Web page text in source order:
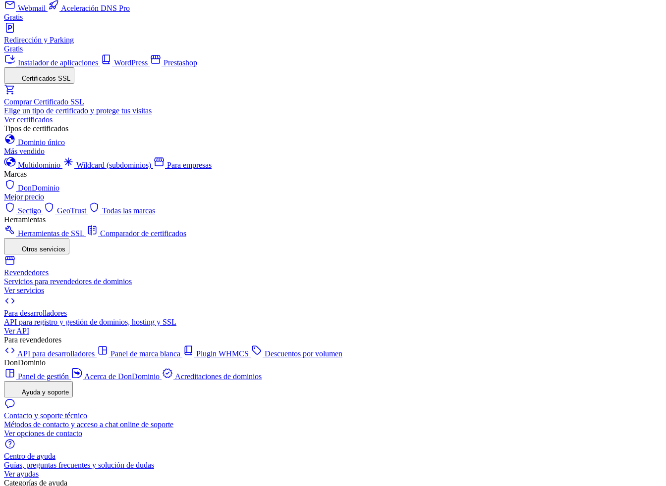
Webmail
Aceleración DNS Pro
Gratis
Redirección y Parking
Gratis
Instalador de aplicaciones
WordPress Prestashop
Certificados SSL
Comprar Certificado SSL
Elige un tipo de certificado y protege tus visitas
Ver certificados
Tipos de certificados
Dominio único
Más vendido
Multidominio
Wildcard (subdominios)
Para empresas
Marcas
DonDominio
Mejor precio
Sectigo
GeoTrust
Todas las marcas
Herramientas
Herramientas de SSL
Comparador de certificados
Otros servicios
Revendedores
Servicios para revendedores de dominios
Ver servicios
Para desarrolladores
API para registro y gestión de dominios, hosting y SSL
Ver API
Para revendedores
API para desarrolladores
Panel de marca blanca Plugin WHMCS
Descuentos por volumen
DonDominio
Panel de gestión
Acerca de DonDominio Acreditaciones de dominios
Ayuda y soporte
Contacto y soporte técnico
Métodos de contacto y acceso a chat online de soporte
Ver opciones de contacto
Centro de ayuda
Guías, preguntas frecuentes y solución de dudas
Ver ayudas
Categorías de ayuda